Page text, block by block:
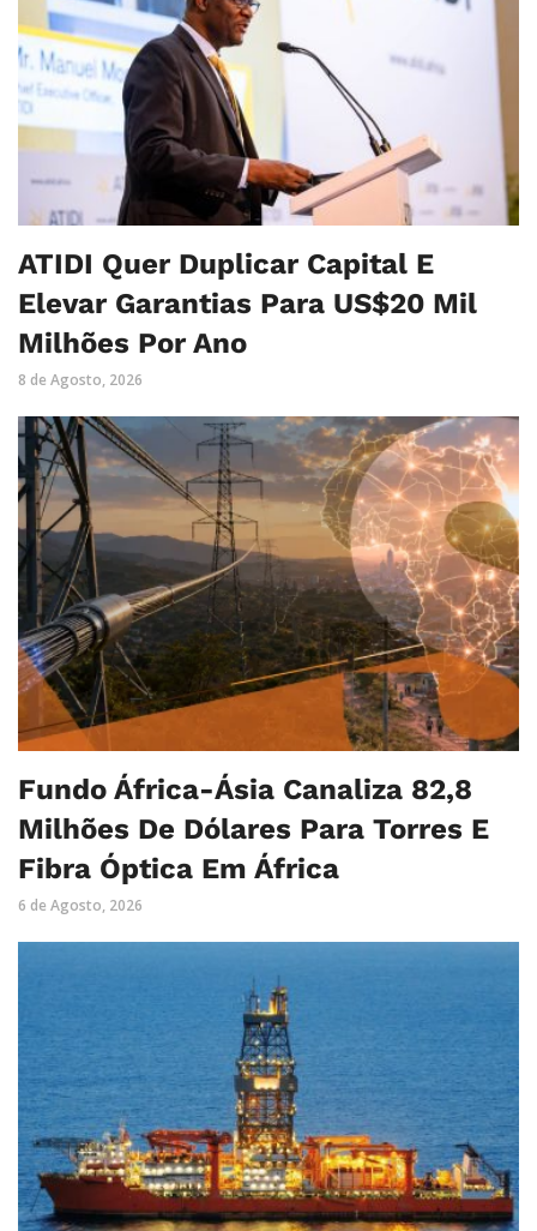
ATIDI Quer Duplicar Capital E
Elevar Garantias Para US$20 Mil
Milhões Por Ano
8 de Agosto, 2026
Fundo África-Ásia Canaliza 82,8
Milhões De Dólares Para Torres E
Fibra Óptica Em África
6 de Agosto, 2026